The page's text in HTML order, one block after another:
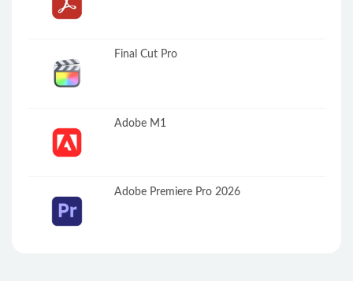
Final Cut Pro
Adobe M1
Adobe Premiere Pro 2026